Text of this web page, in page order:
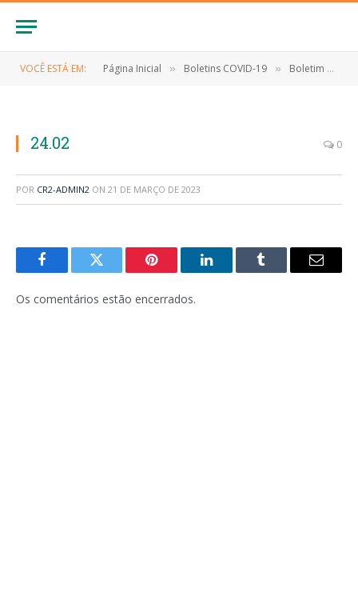
VOCÊ ESTÁ EM: Página Inicial » Boletins COVID-19 » Boletim COVID-19 (24/02/2023)
24.02 0
POR CR2-ADMIN2 ON 21 DE MARÇO DE 2023
FacebookTwitter Pinterest LinkedInTumblr
E-
Os comentários estão encerrados.